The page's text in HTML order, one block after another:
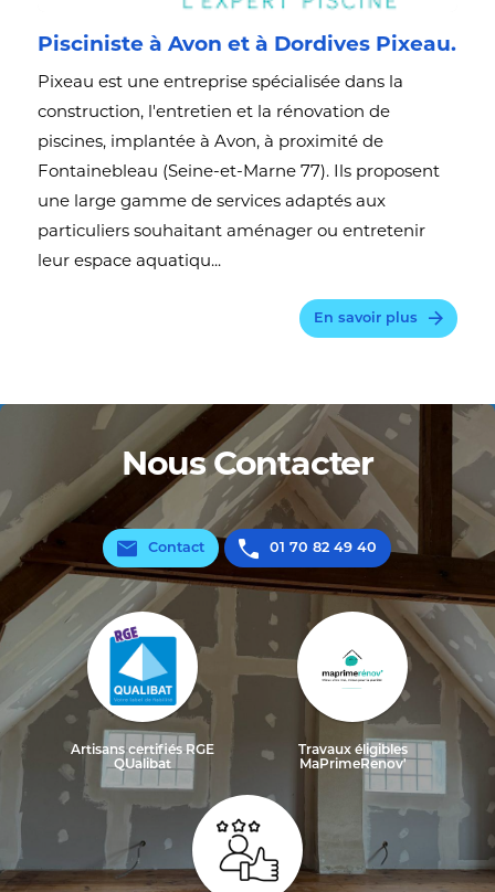
Pisciniste à Avon et à Dordives Pixeau.
Pixeau est une entreprise spécialisée dans la
construction, l'entretien et la rénovation de
piscines, implantée à Avon, à proximité de
Fontainebleau (Seine-et-Marne 77). Ils proposent
une large gamme de services adaptés aux
particuliers souhaitant aménager ou entretenir
leur espace aquatiqu...
En savoir plus
Nous Contacter
Contact 01 70 82 49 40
Artisans certifiés RGE
QUalibat
Travaux éligibles
MaPrimeRenov'